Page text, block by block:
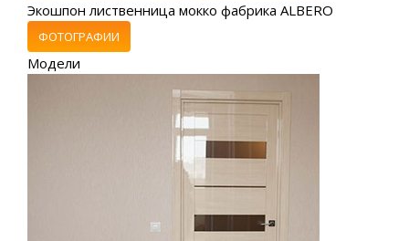
Экошпон лиственница мокко фабрика ALBERO
ФОТОГРАФИИ
Модели